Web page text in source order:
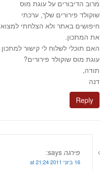
מרוב הדיבורים על עוגת מוס
שוקולד פירורים שלך, ערכתי
חיפושים באתר ולא הצלחתי למצוא
את המתכון.
האם תוכלי לשלוח לי קישור למתכון
עוגת מוס שוקולד פירורים?
תודה,
דנה
Reply
פירגה says:
16 ביוני 2011 at 21:24